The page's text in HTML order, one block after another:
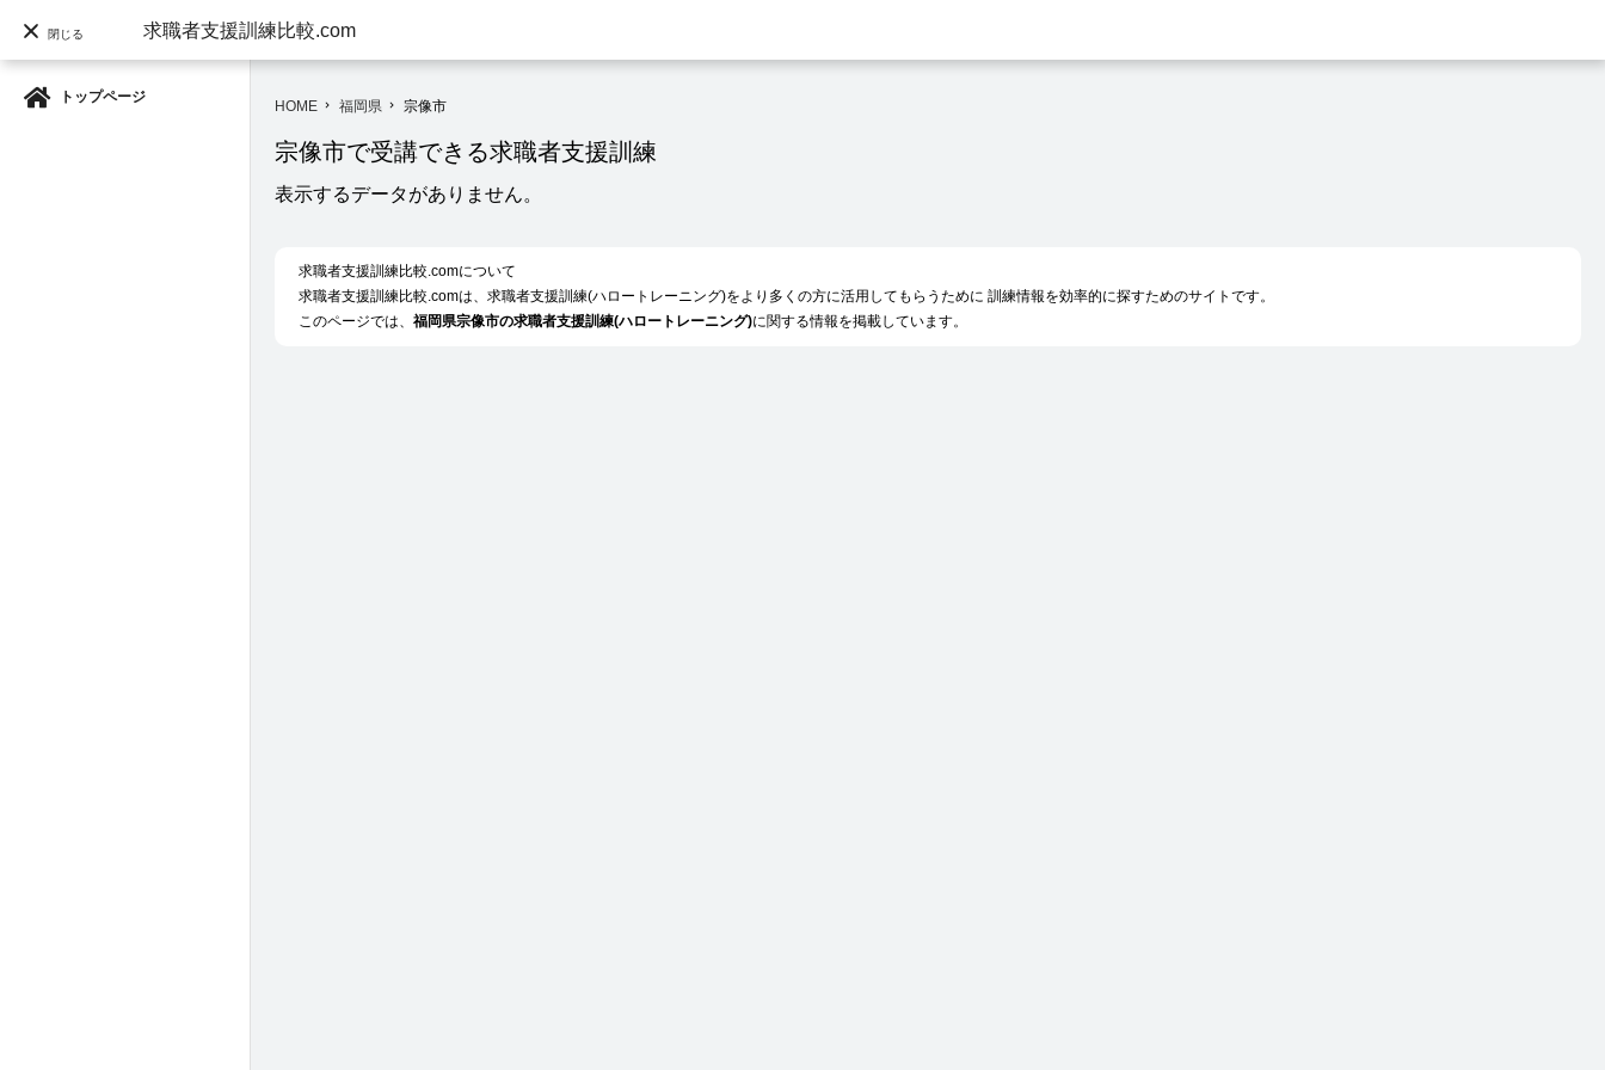
求職者支援訓練比較.com
閉じる
トップページ
HOME navigate_next 福岡県 navigate_next 宗像市
宗像市で受講できる求職者支援訓練
表示するデータがありません。
求職者支援訓練比較.comについて
求職者支援訓練比較.comは、求職者支援訓練(ハロートレーニング)をより多くの方に活用してもらうために 訓練情報を効率的に探すためのサイトです。
このページでは、 福岡県宗像市の求職者支援訓練(ハロートレーニング)に関する情報を掲載しています。